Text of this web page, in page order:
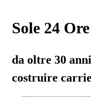
Sole 24
da oltre 30
costruire